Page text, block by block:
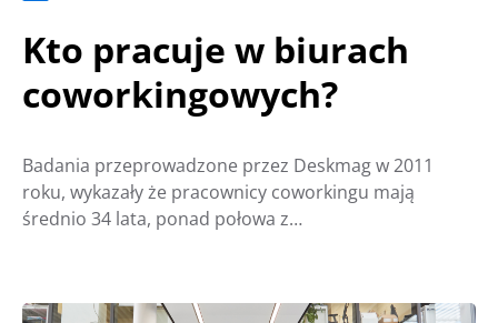
Kto pracuje w biurach
coworkingowych?
Badania przeprowadzone przez Deskmag w 2011
roku, wykazały że pracownicy coworkingu mają
średnio 34 lata, ponad połowa z…